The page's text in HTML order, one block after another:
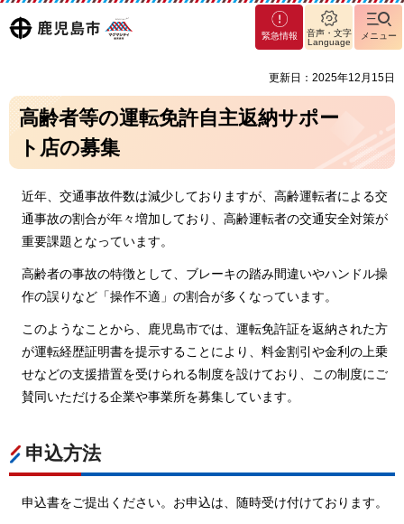
鹿児島
マグ
マシ
緊急情報
音声・文字
Language
メニュー
更新日：2025年12月15日
高齢者等の運転免許自主返納サポー
ト店の募集
近年、交通事故件数は減少しておりますが、高齢運転者による交
通事故の割合が年々増加しており、高齢運転者の交通安全対策が
重要課題となっています。
高齢者の事故の特徴として、ブレーキの踏み間違いやハンドル操
作の誤りなど「操作不適」の割合が多くなっています。
このようなことから、鹿児島市では、運転免許証を返納された方
が運転経歴証明書を提示することにより、料金割引や金利の上乗
せなどの支援措置を受けられる制度を設けており、この制度にご
賛同いただける企業や事業所を募集しています。
申込方法
申込書をご提出ください。お申込は、随時受け付けております。